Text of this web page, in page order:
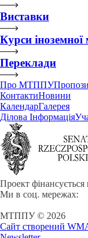
Виставки
Курси іноземної
Переклади
Про МТППУ
КонтактиНовини
КалендарГалерея
Ділова Інформація
Проект
Ми в соц. мережах:
МТППУ © 2026
Сайт створений